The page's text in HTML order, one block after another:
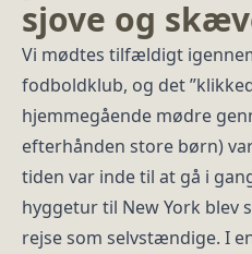
sjove og
Vi mødtes tilfældigt
fodboldklub, og det
hjemmegående mødre
efterhånden store børn)
tiden var inde til at gå i
hyggetur til New York blev
rejse som selvstændige. I